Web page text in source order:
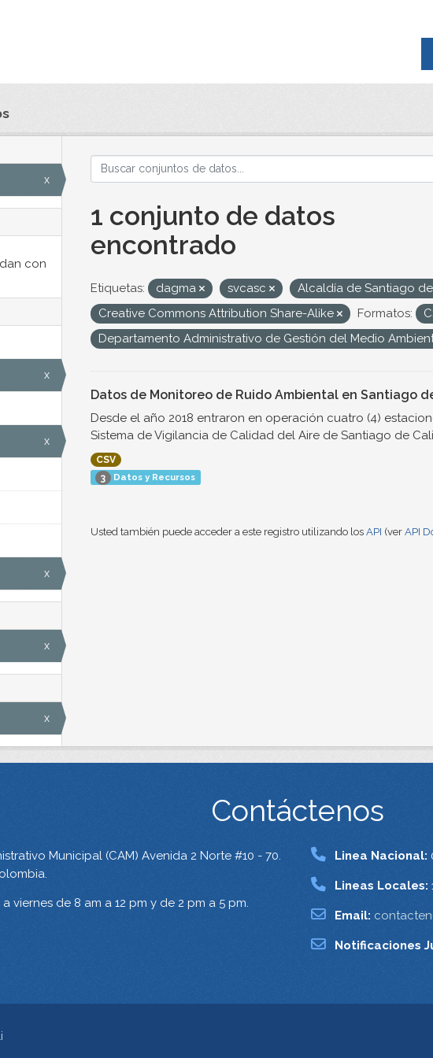
x
con
x
x
x
x
x
1 conjunto de datos
encontrado
Etiquetas: dagma svcasc Alcaldía de Santiago
Creative Commons Attribution Share-Alike
Formatos:
Departamento Administrativo de Gestión del Medio
Datos de Monitoreo de Ruido Ambiental en Santiago
Desde el año 2018 entraron en operación cuatro (4)
Sistema de Vigilancia de Calidad del Aire de Santiago de
CSV
3
Datos y Recursos
Usted también puede acceder a este registro utilizando los API (ver API
Contáctenos
Municipal (CAM) Avenida 2 Norte #10 - 70.
viernes de 8 am a 12 pm y de 2 pm a 5 pm.
Linea Nacional:
Lineas Locales:
Email:
Notificaciones